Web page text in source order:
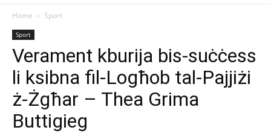
Home Sport
Sport
Verament kburija bis-suċċess
li ksibna fil-Logħob tal-Pajjiżi
ż-Żgħar – Thea Grima
Buttigieg